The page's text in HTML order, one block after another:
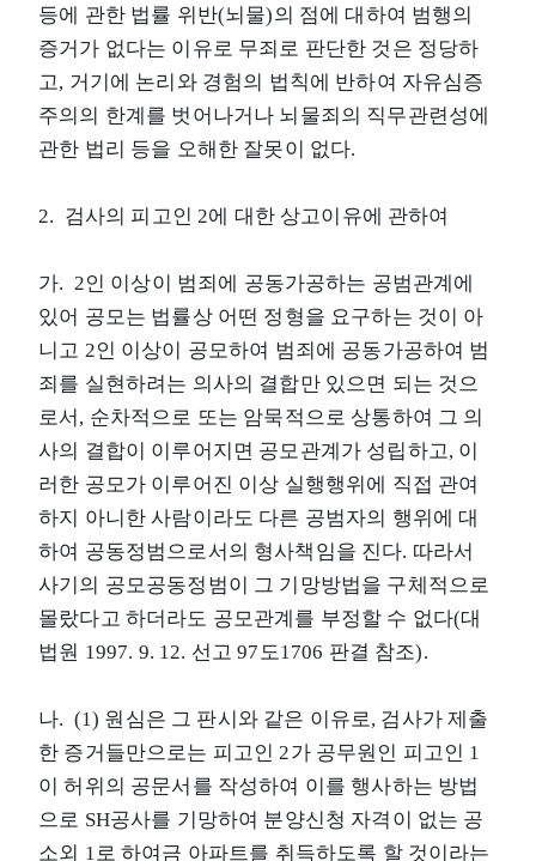
등에 관한 법률 위반(뇌물)의 점에 대하여 범행의
증거가 없다는 이유로 무죄로 판단한 것은 정당하
고, 거기에 논리와 경험의 법칙에 반하여 자유심증
주의의 한계를 벗어나거나 뇌물죄의 직무관련성에
관한 법리 등을 오해한 잘못이 없다.
2. 검사의 피고인 2에 대한 상고이유에 관하여
가. 2인 이상이 범죄에 공동가공하는 공범관계에
있어 공모는 법률상 어떤 정형을 요구하는 것이 아
니고 2인 이상이 공모하여 범죄에 공동가공하여 범
죄를 실현하려는 의사의 결합만 있으면 되는 것으
로서, 순차적으로 또는 암묵적으로 상통하여 그 의
사의 결합이 이루어지면 공모관계가 성립하고, 이
러한 공모가 이루어진 이상 실행행위에 직접 관여
하지 아니한 사람이라도 다른 공범자의 행위에 대
하여 공동정범으로서의 형사책임을 진다. 따라서
사기의 공모공동정범이 그 기망방법을 구체적으로
몰랐다고 하더라도 공모관계를 부정할 수 없다(대
법원 1997. 9. 12. 선고 97도1706 판결 참조).
나. (1) 원심은 그 판시와 같은 이유로, 검사가 제출
한 증거들만으로는 피고인 2가 공무원인 피고인 1
이 허위의 공문서를 작성하여 이를 행사하는 방법
으로 SH공사를 기망하여 분양신청 자격이 없는 공
소외 1로 하여금 아파트를 취득하도록 할 것이라는